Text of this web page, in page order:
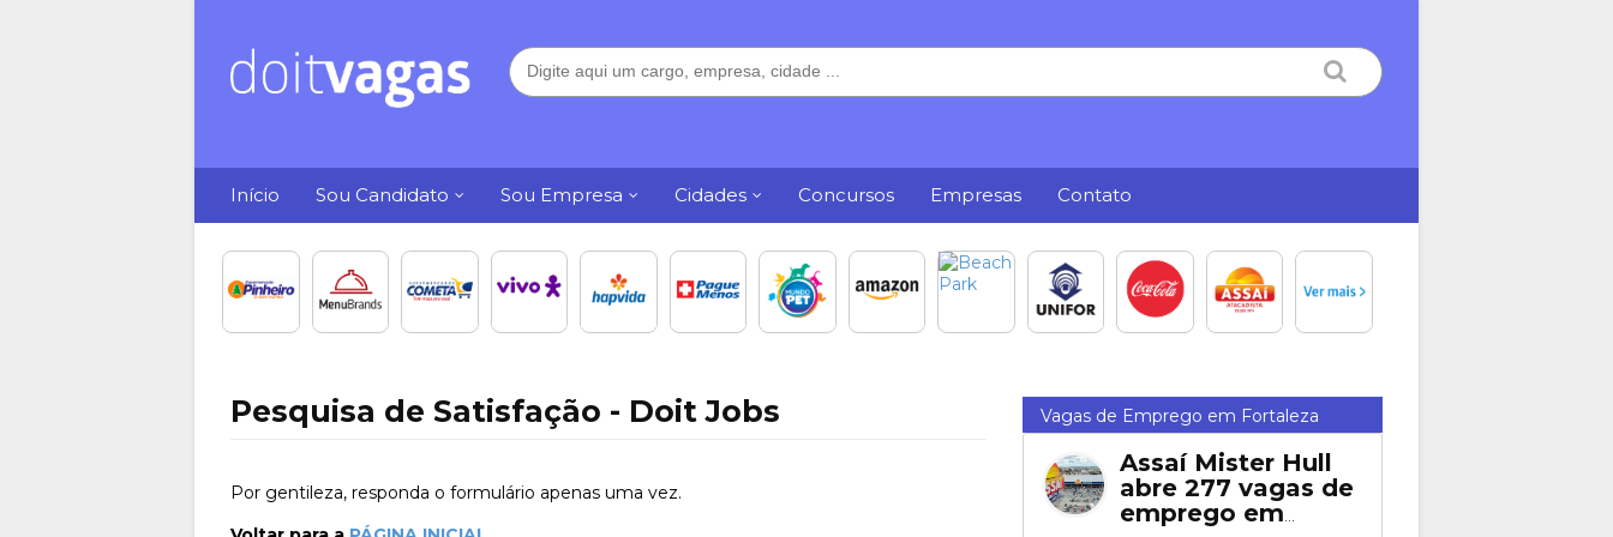
Início Sou Candidato Sou Empresa Cidades Concursos Empresas Contato
Pesquisa de Satisfação - Doit Jobs
Por gentileza, responda o formulário apenas uma vez.
Vagas de Emprego em Fortaleza
Assaí Mister Hull
abre 277 vagas de
emprego em